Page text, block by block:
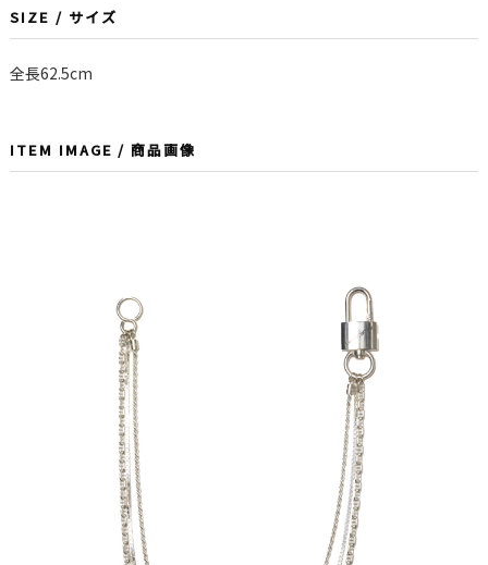
SIZE / サイズ
全長62.5cm
ITEM IMAGE / 商品画像